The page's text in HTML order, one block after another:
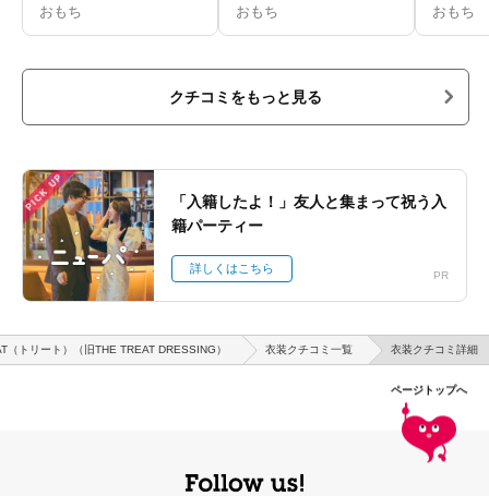
おもち おもち おもち
クチコミをもっと見る
PICK UP
PR
「入籍したよ！」友人と集まって祝う入
籍パーティー
詳しくはこちら
（トリート）（旧THE TREAT DRESSING） 衣装クチコミ一覧 衣装クチコミ詳細
ページトップへ